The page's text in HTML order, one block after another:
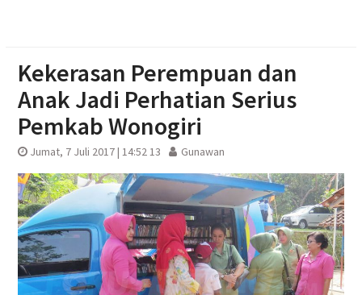
Kekerasan Perempuan dan
Anak Jadi Perhatian Serius
Pemkab Wonogiri
Jumat, 7 Juli 2017 | 14:52 13 Gunawan